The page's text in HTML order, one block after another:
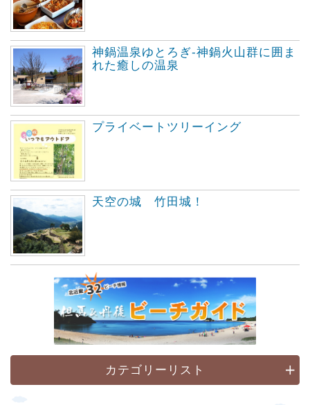
神鍋温泉ゆとろぎ-神鍋火山群に囲ま
れた癒しの温泉
プライベートツリーイング
天空の城 竹田城！
カテゴリーリスト